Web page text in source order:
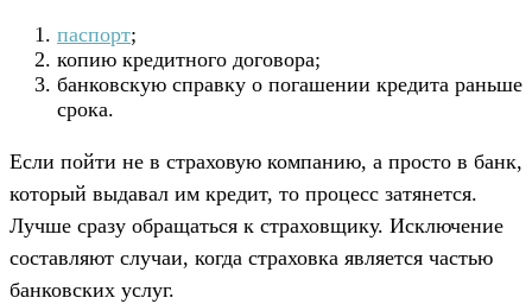
паспорт;
копию кредитного договора;
банковскую справку о погашении кредита раньше
срока.
Если пойти не в страховую компанию, а просто в банк,
который выдавал им кредит, то процесс затянется.
Лучше сразу обращаться к страховщику. Исключение
составляют случаи, когда страховка является частью
банковских услуг.